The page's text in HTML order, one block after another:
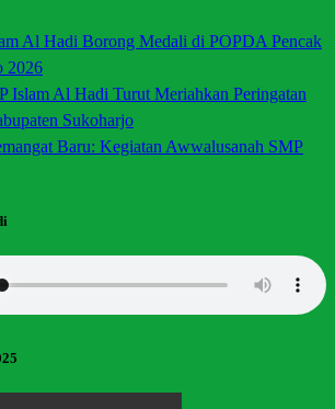
Al Hadi Borong Medali di POPDA Pencak
2026
Islam Al Hadi Turut Meriahkan Peringatan
Sukoharjo
Baru: Kegiatan Awwalusanah SMP